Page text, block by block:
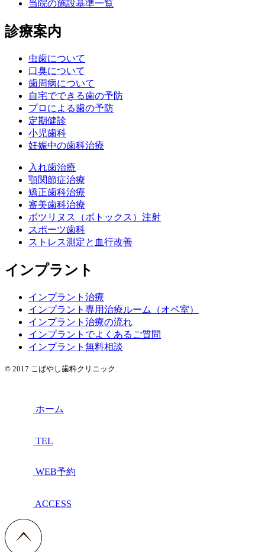
当院の施設基準一覧
診療案内
虫歯について
口臭について
歯周病について
自宅でできる歯の予防
プロによる歯の予防
定期健診
小児歯科
妊娠中の歯科治療
入れ歯治療
顎関節症治療
矯正歯科治療
審美歯科治療
ボツリヌス（ボトックス）注射
スポーツ歯科
ストレス測定と血行改善
インプラント
インプラント治療
インプラント専用治療ルーム（オペ室）
インプラント治療の流れ
インプラントでよくあるご質問
インプラント無料相談
© 2017 こばやし歯科クリニック.
ホーム
TEL
WEB予約
ACCESS